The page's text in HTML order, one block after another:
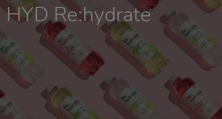
HYD Re:hydrate